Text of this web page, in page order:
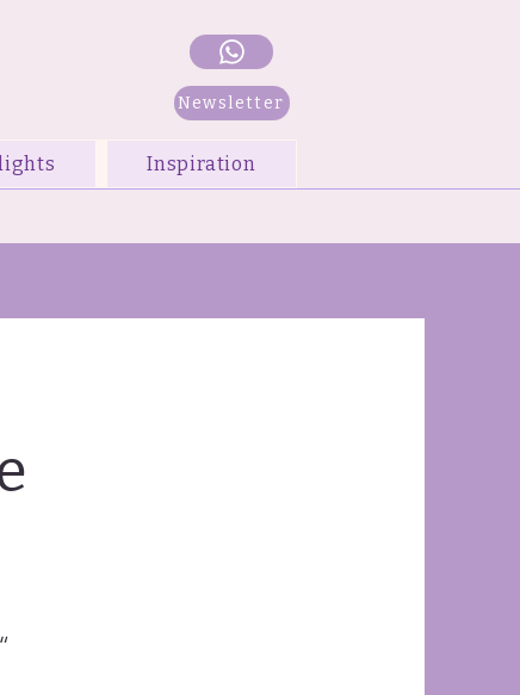
Newsletter
Inspiration